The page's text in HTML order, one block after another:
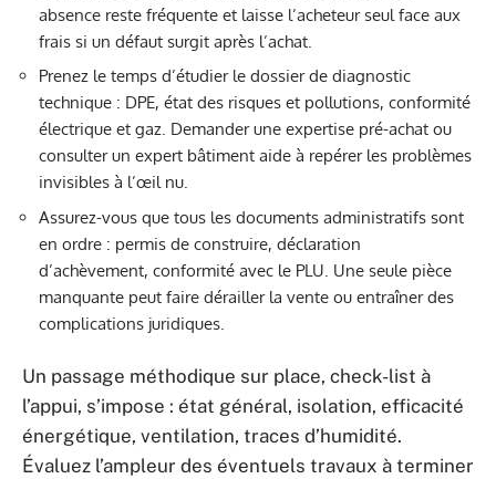
absence reste fréquente et laisse l’acheteur seul face aux
frais si un défaut surgit après l’achat.
Prenez le temps d’étudier le dossier de diagnostic
technique : DPE, état des risques et pollutions, conformité
électrique et gaz. Demander une expertise pré-achat ou
consulter un expert bâtiment aide à repérer les problèmes
invisibles à l’œil nu.
Assurez-vous que tous les documents administratifs sont
en ordre : permis de construire, déclaration
d’achèvement, conformité avec le PLU. Une seule pièce
manquante peut faire dérailler la vente ou entraîner des
complications juridiques.
Un passage méthodique sur place, check-list à
l’appui, s’impose : état général, isolation, efficacité
énergétique, ventilation, traces d’humidité.
Évaluez l’ampleur des éventuels travaux à terminer